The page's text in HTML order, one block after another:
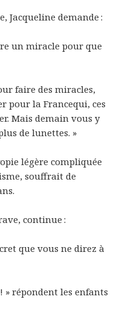
Jacqueline demande :
un miracle pour que
faire des miracles,
pour la Francequi, ces
Mais demain vous y
de lunettes. »
légère compliquée
souffrait de
continue :
que vous ne direz à
» répondent les enfants